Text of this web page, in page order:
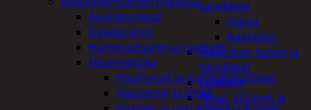
tarvikkeet
Hanat
Kaapistot
Hajulukot, kaivot ja
tarvikkeet
Leikkurit
Nipat, liittimet ja
Aurinkorasvat
Deodorantit
Hammashygienia tuotteet
Hiustenhoito
Hiusharjat ja muotoilutuotteet
Hiuspinnit ja lenkit